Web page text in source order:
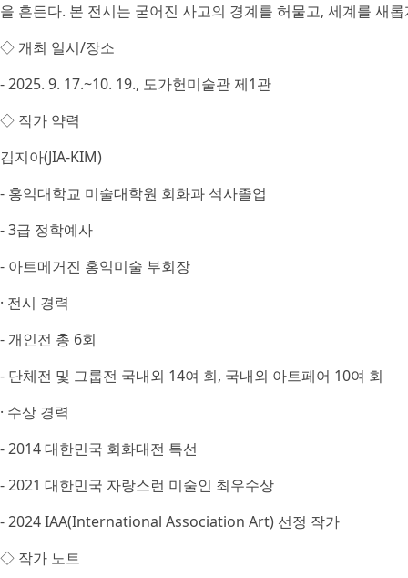
을 흔든다. 본 전시는 굳어진 사고의 경계를 허물고, 세계를 새
◇ 개최 일시/장소
- 2025. 9. 17.~10. 19., 도가헌미술관 제1관
◇ 작가 약력
김지아(JIA-KIM)
- 홍익대학교 미술대학원 회화과 석사졸업
- 3급 정학예사
- 아트메거진 홍익미술 부회장
· 전시 경력
- 개인전 총 6회
- 단체전 및 그룹전 국내외 14여 회, 국내외 아트페어 10여 회
· 수상 경력
- 2014 대한민국 회화대전 특선
- 2021 대한민국 자랑스런 미술인 최우수상
- 2024 IAA(International Association Art) 선정 작가
◇ 작가 노트